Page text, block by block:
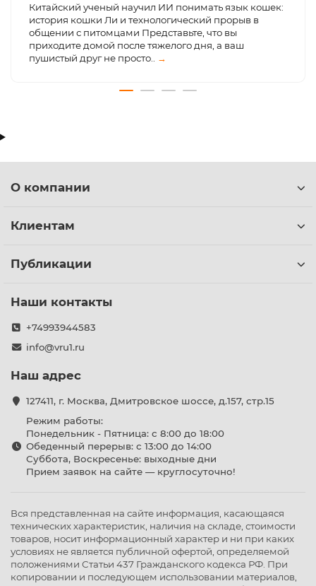
Китайский ученый научил ИИ понимать язык кошек:
история кошки Ли и технологический прорыв в
общении с питомцами Представьте, что вы
приходите домой после тяжелого дня, а ваш
пушистый друг не просто..
→
О компании
Клиентам
Публикации
Наши контакты
+74993944583
info@vru1.ru
Наш адрес
127411, г. Москва, Дмитровское шоссе, д.157, стр.15
Режим работы:
Понедельник - Пятница: с 8:00 до 18:00
Обеденный перерыв: с 13:00 до 14:00
Суббота, Воскресенье: выходные дни
Прием заявок на сайте — круглосуточно!
Вся представленная на сайте информация, касающаяся
технических характеристик, наличия на складе, стоимости
товаров, носит информационный характер и ни при каких
условиях не является публичной офертой, определяемой
положениями Статьи 437 Гражданского кодекса РФ. При
копировании и последующем использовании материалов,